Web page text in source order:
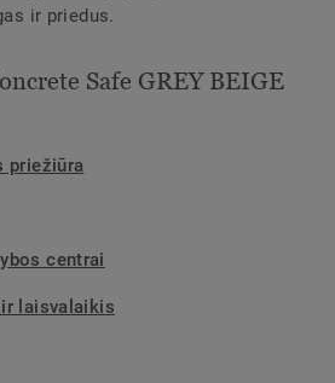
ir priedus.
Safe GREY BEIGE
priežiūra
centrai
laisvalaikis